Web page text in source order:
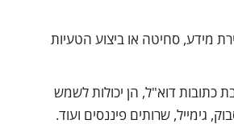
מידע, סחיטה או ביצוע הטעיות
כתובות דוא"ל, הן יכולות לשמש
גימייל, שרותים פיננסים ועוד.